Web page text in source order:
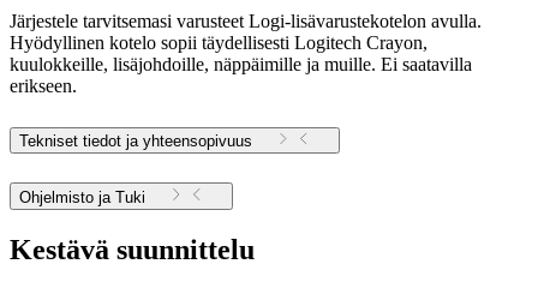
Järjestele tarvitsemasi varusteet Logi-lisävarustekotelon avulla.
Hyödyllinen kotelo sopii täydellisesti Logitech Crayon,
kuulokkeille, lisäjohdoille, näppäimille ja muille. Ei saatavilla
erikseen.
Tekniset tiedot ja yhteensopivuus
Ohjelmisto ja Tuki
Kestävä suunnittelu